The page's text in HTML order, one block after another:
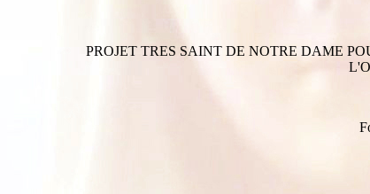
PROJET TRES SAINT DE NOTRE DAME